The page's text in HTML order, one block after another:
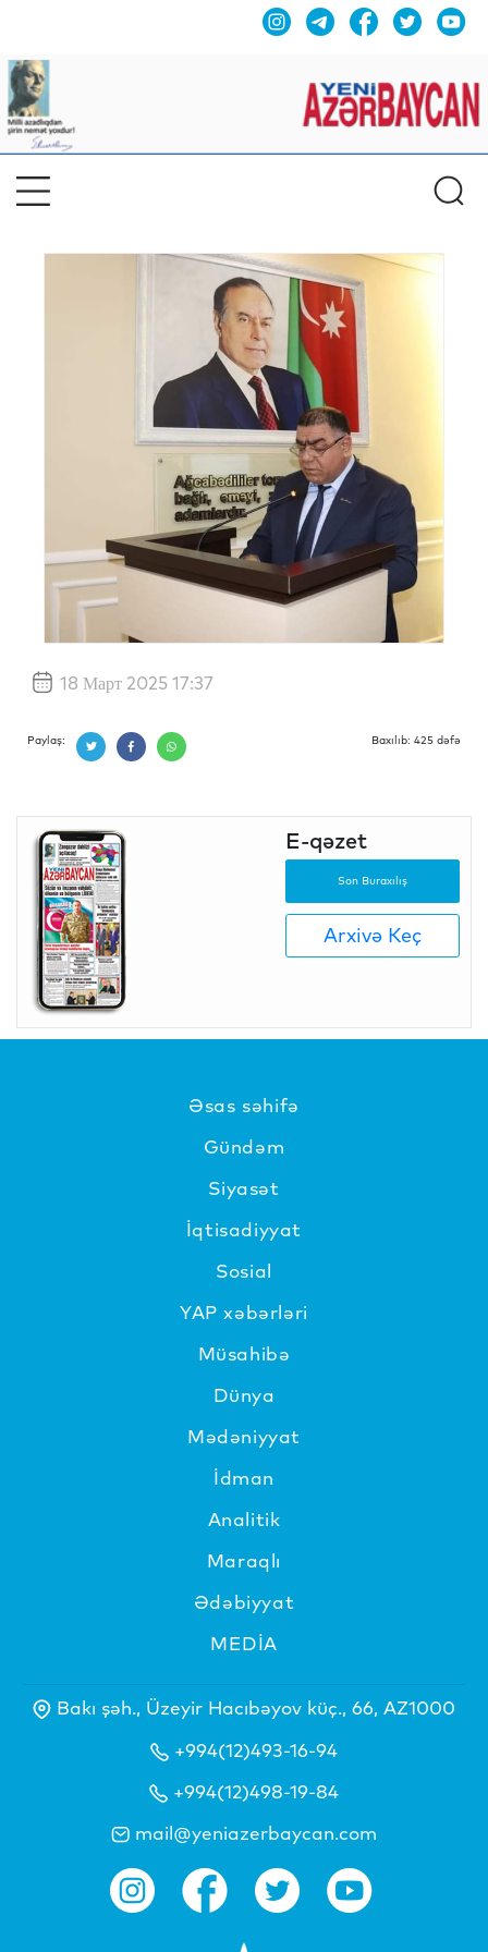
18 Март 2025 17:37
Paylaş: Baxılıb: 425 dəfə
E-qəzet
Son Buraxılış
Arxivə Keç
Əsas səhifə
Gündəm
Siyasət
İqtisadiyyat
Sosial
YAP xəbərləri
Müsahibə
Dünya
Mədəniyyat
İdman
Analitik
Maraqlı
Ədəbiyyat
MEDİA
Bakı şəh., Üzeyir Hacıbəyov küç., 66, AZ1000
+994(12)493-16-94
+994(12)498-19-84
mail@yeniazerbaycan.com